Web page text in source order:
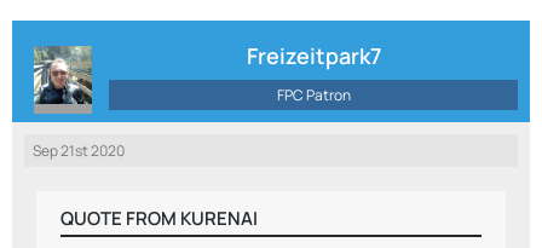
Freizeitpark7
FPC Patron
Sep 21st 2020
QUOTE FROM KURENAI